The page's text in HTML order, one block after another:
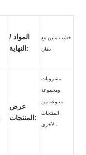
المواد /
النهاية:
خشب متين مع
عرض
المنتجات:
مشروبات
ومجموعة
متنوعة من
المنتجات